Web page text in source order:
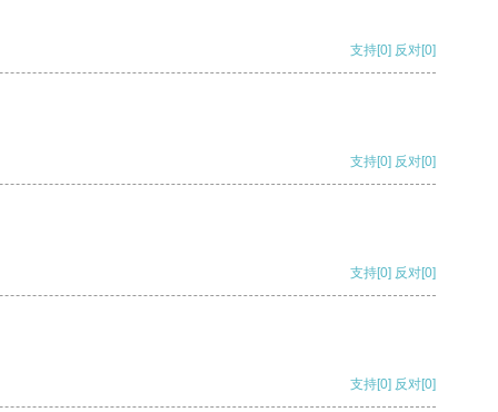
支持[0] 反对[0]
支持[0] 反对[0]
支持[0] 反对[0]
支持[0] 反对[0]